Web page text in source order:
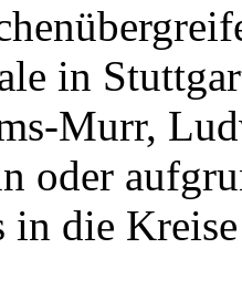
in
Murr,
oder
in die